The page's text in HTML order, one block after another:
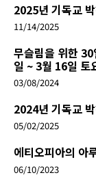
2025년 기독교
11/14/2025
무슬림을 위한
일 ~ 3월 16일 토
03/08/2024
2024년 기독교
05/02/2025
에티오피아의
06/10/2023